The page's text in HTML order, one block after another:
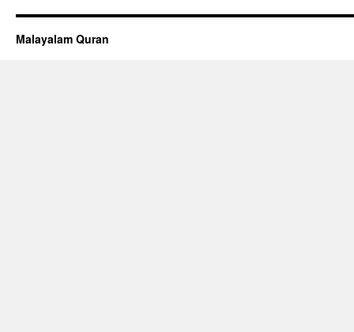
Malayalam Quran